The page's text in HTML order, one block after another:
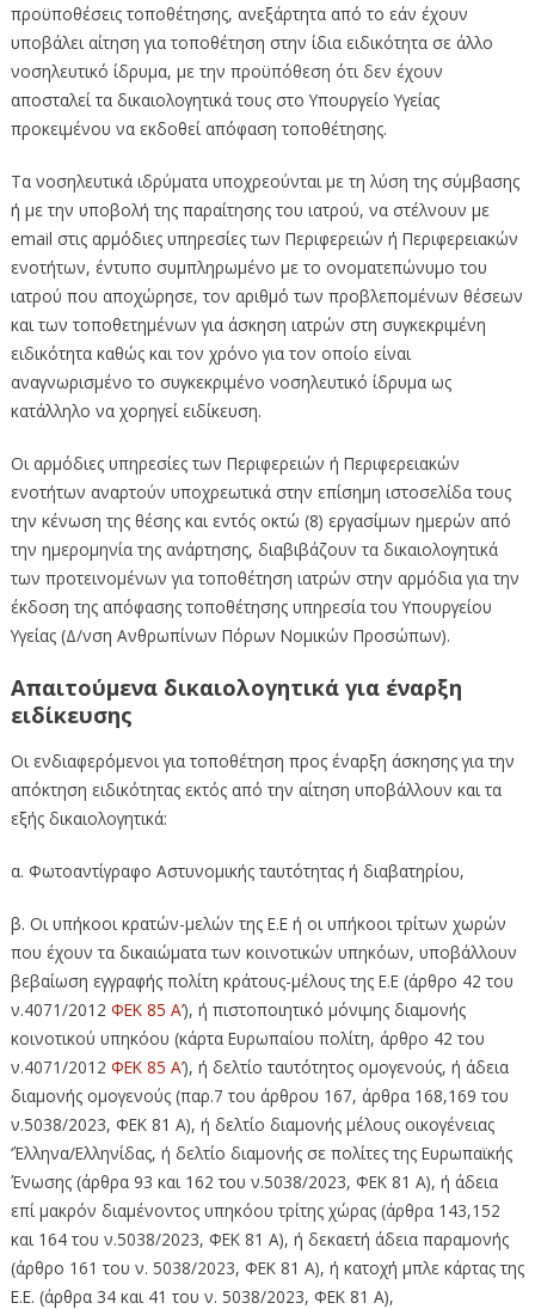
προϋποθέσεις τοποθέτησης, ανεξάρτητα από το εάν έχουν
υποβάλει αίτηση για τοποθέτηση στην ίδια ειδικότητα σε άλλο
νοσηλευτικό ίδρυμα, με την προϋπόθεση ότι δεν έχουν
αποσταλεί τα δικαιολογητικά τους στο Υπουργείο Υγείας
προκειμένου να εκδοθεί απόφαση τοποθέτησης.
Τα νοσηλευτικά ιδρύματα υποχρεούνται με τη λύση της σύμβασης
ή με την υποβολή της παραίτησης του ιατρού, να στέλνουν με
email στις αρμόδιες υπηρεσίες των Περιφερειών ή Περιφερειακών
ενοτήτων, έντυπο συμπληρωμένο με το ονοματεπώνυμο του
ιατρού που αποχώρησε, τον αριθμό των προβλεπομένων θέσεων
και των τοποθετημένων για άσκηση ιατρών στη συγκεκριμένη
ειδικότητα καθώς και τον χρόνο για τον οποίο είναι
αναγνωρισμένο το συγκεκριμένο νοσηλευτικό ίδρυμα ως
κατάλληλο να χορηγεί ειδίκευση.
Οι αρμόδιες υπηρεσίες των Περιφερειών ή Περιφερειακών
ενοτήτων αναρτούν υποχρεωτικά στην επίσημη ιστοσελίδα τους
την κένωση της θέσης και εντός οκτώ (8) εργασίμων ημερών από
την ημερομηνία της ανάρτησης, διαβιβάζουν τα δικαιολογητικά
των προτεινομένων για τοποθέτηση ιατρών στην αρμόδια για την
έκδοση της απόφασης τοποθέτησης υπηρεσία του Υπουργείου
Υγείας (Δ/νση Ανθρωπίνων Πόρων Νομικών Προσώπων).
Απαιτούμενα δικαιολογητικά για έναρξη
ειδίκευσης
Οι ενδιαφερόμενοι για τοποθέτηση προς έναρξη άσκησης για την
απόκτηση ειδικότητας εκτός από την αίτηση υποβάλλουν και τα
εξής δικαιολογητικά:
α. Φωτοαντίγραφο Αστυνομικής ταυτότητας ή διαβατηρίου,
β. Οι υπήκοοι κρατών-μελών της Ε.Ε ή οι υπήκοοι τρίτων χωρών
που έχουν τα δικαιώματα των κοινοτικών υπηκόων, υποβάλλουν
βεβαίωση εγγραφής πολίτη κράτους-μέλους της Ε.Ε (άρθρο 42 του
ν.4071/2012 ΦΕΚ 85 Α’), ή πιστοποιητικό μόνιμης διαμονής
κοινοτικού υπηκόου (κάρτα Ευρωπαίου πολίτη, άρθρο 42 του
ν.4071/2012 ΦΕΚ 85 Α’), ή δελτίο ταυτότητος ομογενούς, ή άδεια
διαμονής ομογενούς (παρ.7 του άρθρου 167, άρθρα 168,169 του
ν.5038/2023, ΦΕΚ 81 Α), ή δελτίο διαμονής μέλους οικογένειας
‘Έλληνα/Ελληνίδας, ή δελτίο διαμονής σε πολίτες της Ευρωπαϊκής
Ένωσης (άρθρα 93 και 162 του ν.5038/2023, ΦΕΚ 81 Α), ή άδεια
επί μακρόν διαμένοντος υπηκόου τρίτης χώρας (άρθρα 143,152
και 164 του ν.5038/2023, ΦΕΚ 81 Α), ή δεκαετή άδεια παραμονής
(άρθρο 161 του ν. 5038/2023, ΦΕΚ 81 Α), ή κατοχή μπλε κάρτας της
Ε.Ε. (άρθρα 34 και 41 του ν. 5038/2023, ΦΕΚ 81 Α),